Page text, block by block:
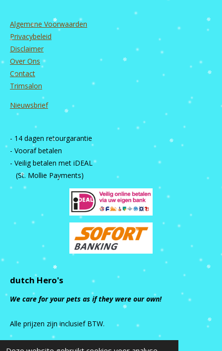
Algemene Voorwaarden
Privacybeleid
Disclaimer
Over Ons
Contact
Trimsalon
Nieuwsbrief
- 14 dagen retourgarantie
- Vooraf betalen
- Veilig betalen met iDEAL
(St. Mollie Payments)
dutch Hero's
We care for your pets as if they were our own!
Alle prijzen zijn inclusief BTW.